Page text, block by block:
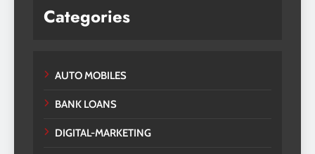
Categories
AUTO MOBILES
BANK LOANS
DIGITAL-MARKETING